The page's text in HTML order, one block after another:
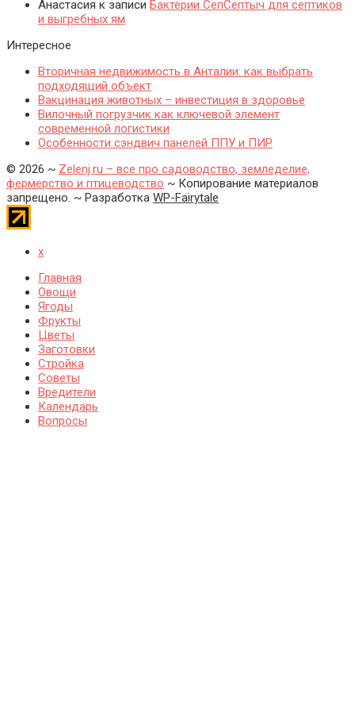
Анастасия к записи Бактерии СепСептыч для септиков
и выгребных ям
Интересное
Вторичная недвижимость в Анталии: как выбрать
подходящий объект
Вакцинация животных – инвестиция в здоровье
Вилочный погрузчик как ключевой элемент
современной логистики
Особенности сэндвич панелей ППУ и ПИР
© 2026 ~ Zelenj.ru – все про садоводство, земледелие,
фермерство и птицеводство ~ Копирование материалов
запрещено. ~ Разработка WP-Fairytale
x
Главная
Овощи
Ягоды
Фрукты
Цветы
Заготовки
Стройка
Советы
Вредители
Календарь
Вопросы